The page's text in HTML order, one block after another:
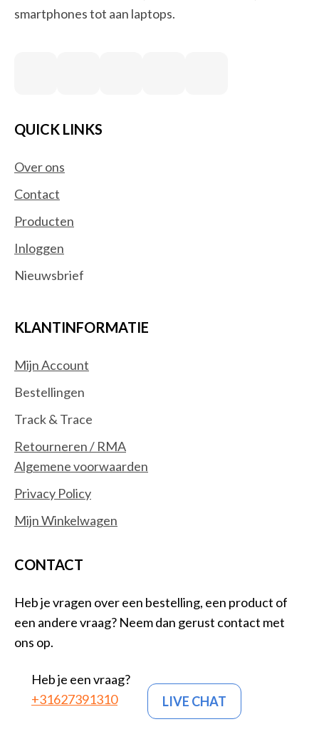
smartphones tot aan laptops.
QUICK LINKS
Over ons
Contact
Producten
Inloggen
Nieuwsbrief
KLANTINFORMATIE
Mijn Account
Bestellingen
Track & Trace
Retourneren / RMA
Algemene voorwaarden
Privacy Policy
Mijn Winkelwagen
CONTACT
Heb je vragen over een bestelling, een product of
een andere vraag? Neem dan gerust contact met
ons op.
Heb je een vraag?
+31627391310
LIVE CHAT